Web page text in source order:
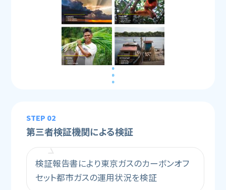
STEP 02
第三者検証機関による検証
検証報告書により東京ガスのカーボンオフ
セット都市ガスの運用状況を検証